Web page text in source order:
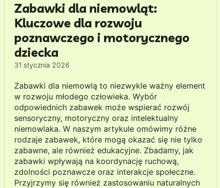
Zabawki dla niemowląt:
Kluczowe dla rozwoju
poznawczego i motorycznego
dziecka
31 stycznia 2026
Zabawki dla niemowlą to niezwykle ważny element
w rozwoju młodego człowieka. Wybór
odpowiednich zabawek może wspierać rozwój
sensoryczny, motoryczny oraz intelektualny
niemowlaka. W naszym artykule omówimy różne
rodzaje zabawek, które mogą okazać się nie tylko
zabawne, ale również edukacyjne. Zbadamy, jak
zabawki wpływają na koordynację ruchową,
zdolności poznawcze oraz interakcje społeczne.
Przyjrzymy się również zastosowaniu naturalnych